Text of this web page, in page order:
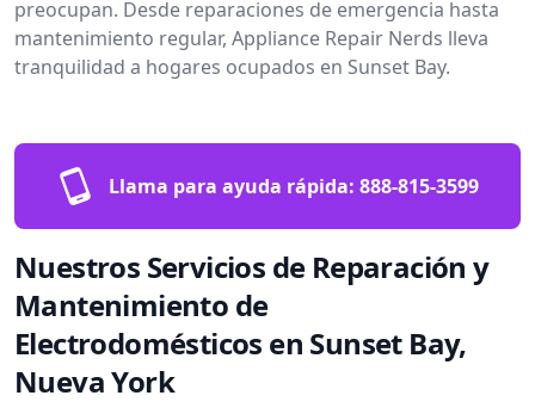
preocupan. Desde reparaciones de emergencia hasta
mantenimiento regular, Appliance Repair Nerds lleva
tranquilidad a hogares ocupados en Sunset Bay.
Llama para ayuda rápida: 888-815-3599
Nuestros Servicios de Reparación y
Mantenimiento de
Electrodomésticos en Sunset Bay,
Nueva York